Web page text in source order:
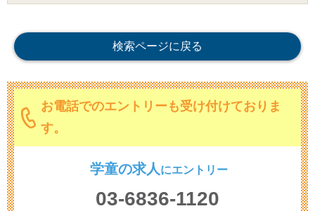
検索ページに戻る
お電話でのエントリーも受け付けておりま
す。
学童の求人 にエントリー
03-6836-1120